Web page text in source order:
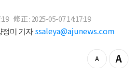
修正 : 2025-05-07 14:17:19
미 기자 ssaleya@ajunews.com
z
Z